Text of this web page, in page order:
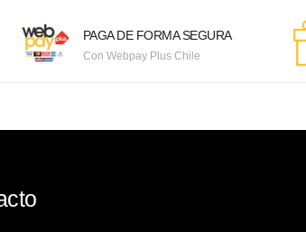
PAGA DE FORMA SEGURA
Con Webpay Plus Chile